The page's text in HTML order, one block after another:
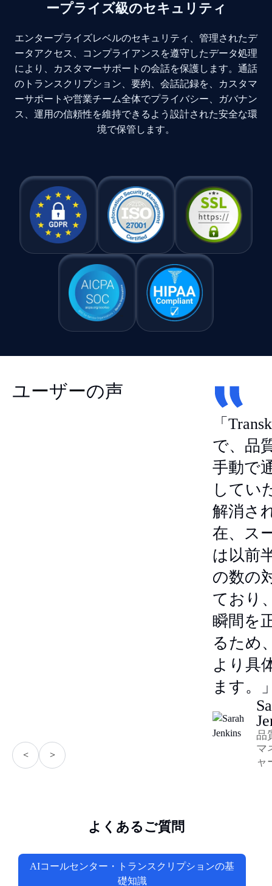
ープライズ級のセキュリティ
エンタープライズレベルのセキュリティ、管理されたデ
ータアクセス、コンプライアンスを遵守したデータ処理
により、カスタマーサポートの会話を保護します。通話
のトランスクリプション、要約、会話記録を、カスタマ
ーサポートや営業チーム全体でプライバシー、ガバナン
ス、運用の信頼性を維持できるよう設計された安全な環
境で保管します。
ユーザーの声
< >
「
で、品
手動で
してい
解消さ
在、ス
は以前
の数の
ており
瞬間を
るため
より具
ます。
品
マ
ャ
よくあるご質問
AIコールセンター・トランスクリプションの基
礎知識